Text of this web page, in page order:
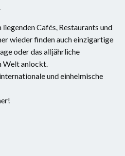
Cafés, Restaurants und
wieder finden auch einzigartige
oder das alljährliche
Welt anlockt.
und einheimische